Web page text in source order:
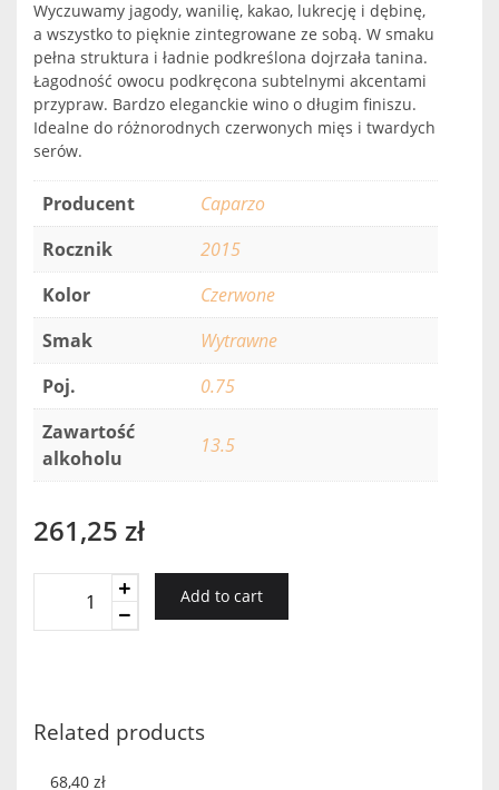
Wyczuwamy jagody, wanilię, kakao, lukrecję i dębinę,
a wszystko to pięknie zintegrowane ze sobą. W smaku
pełna struktura i ładnie podkreślona dojrzała tanina.
Łagodność owocu podkręcona subtelnymi akcentami
przypraw. Bardzo eleganckie wino o długim finiszu.
Idealne do różnorodnych czerwonych mięs i twardych
serów.
Producent
Caparzo
Rocznik
2015
Kolor
Czerwone
Smak
Wytrawne
Poj.
0.75
Zawartość
alkoholu
13.5
261,25 zł
SCOPETO
GRAN
SELEZIONE
quantity
Add to cart
Related products
68,40 zł